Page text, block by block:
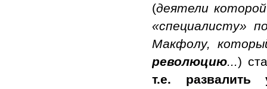
(деятели которой
«специалисту»
Макфолу,
революцию...)
т.е.